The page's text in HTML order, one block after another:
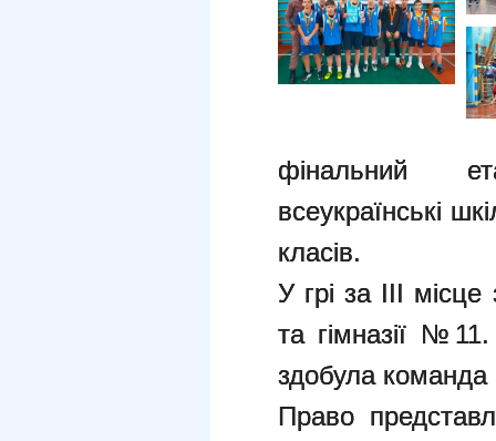
фінальний
всеукраїнські
класів.
У грі за ІІІ
та гімназії
здобула команда
Право